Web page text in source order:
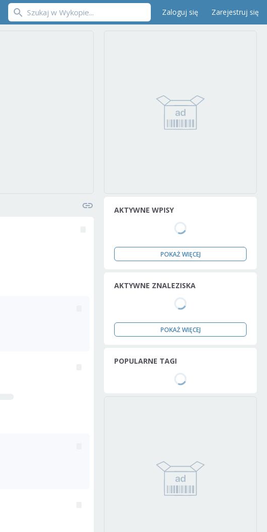
Zaloguj się Zarejestruj się
AKTYWNE WPISY
POKAŻ WIĘCEJ
AKTYWNE ZNALEZISKA
POKAŻ WIĘCEJ
POPULARNE TAGI